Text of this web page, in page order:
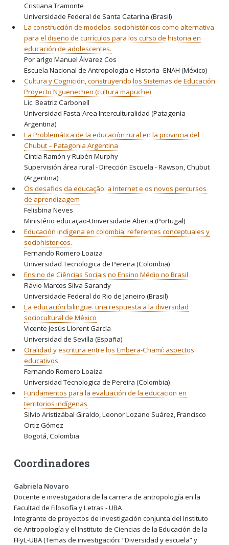
Cristiana Tramonte
Universidade Federal de Santa Catarina (Brasil)
La construcción de modelos sociohistóricos como alternativa
para el diseño de currículos para los curso de historia en
educación de adolescentes.
Por arlgo Manuel Álvarez Cos
Escuela Nacional de Antropología e Historia -ENAH (México)
Cultura y Cognición, construyendo los Sistemas de Educación
Proyecto Nguenechen (cultura mapuche)
Lic. Beatriz Carbonell
Universidad Fasta-Area Interculturalidad (Patagonia -
Argentina)
La Problemática de la educaciòn rural en la provincia del
Chubut – Patagonia Argentina
Cintia Ramón y Rubén Murphy
Supervisión área rural - Dirección Escuela - Rawson, Chubut
(Argentina)
Os desafios da educação: a Internet e os novos percursos
de aprendizagem
Felisbina Neves
Ministério educação-Universidade Aberta (Portugal)
Educación indigena en colombia: referentes conceptuales y
sociohistoricos.
Fernando Romero Loaiza
Universidad Tecnologica de Pereira (Colombia)
Ensino de Ciências Sociais no Ensino Médio no Brasil
Flávio Marcos Silva Sarandy
Universidade Federal do Rio de Janeiro (Brasil)
La educación bilingüe. una respuesta a la diversidad
sociocultural de México
Vicente Jesús Llorent García
Universidad de Sevilla (España)
Oralidad y escritura entre los Embera-Chamí: aspectos
educativos
Fernando Romero Loaiza
Universidad Tecnologica de Pereira (Colombia)
Fundamentos para la evaluación de la educacion en
territorios indígenas
Silvio Aristizábal Giraldo, Leonor Lozano Suárez, Francisco
Ortiz Gómez
Bogotá, Colombia
Coordinadores
Gabriela Novaro
Docente e investigadora de la carrera de antropología en la
Facultad de Filosofía y Letras - UBA
Integrante de proyectos de investigación conjunta del Instituto
de Antropología y el Instituto de Ciencias de la Educación de la
FFyL-UBA (Temas de investigación: “Diversidad y escuela” y